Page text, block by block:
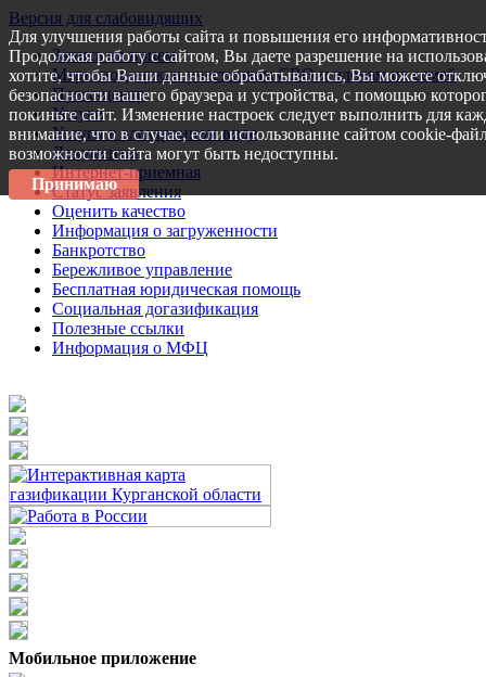
Версия для слабовидящих
Запись на прием
Меры поддержки участникам СВО и членам их семей
Пресс-центр
Услуги
Услуги в электронном виде
Документы
Интернет-приемная
Статус заявления
Оценить качество
Информация о загруженности
Банкротство
Бережливое управление
Бесплатная юридическая помощь
Социальная догазификация
Полезные ссылки
Информация о МФЦ
Мобильное приложение
Для улучшения работы сайта и повышения его
Продолжая работу с сайтом, Вы даете разрешение на
хотите, чтобы Ваши данные обрабатывались, Вы можете
безопасности вашего браузера и устройства, с помощью
покиньте сайт. Изменение настроек следует выполнить для
внимание, что в случае, если использование сайтом cookie-
возможности сайта могут быть недоступны.
Принимаю